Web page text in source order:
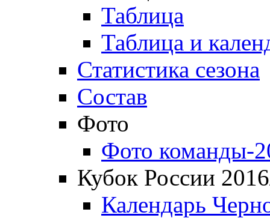
Таблица
Таблица и
Статистика сезона
Состав
Фото
Фото команды-
Кубок России
Календарь